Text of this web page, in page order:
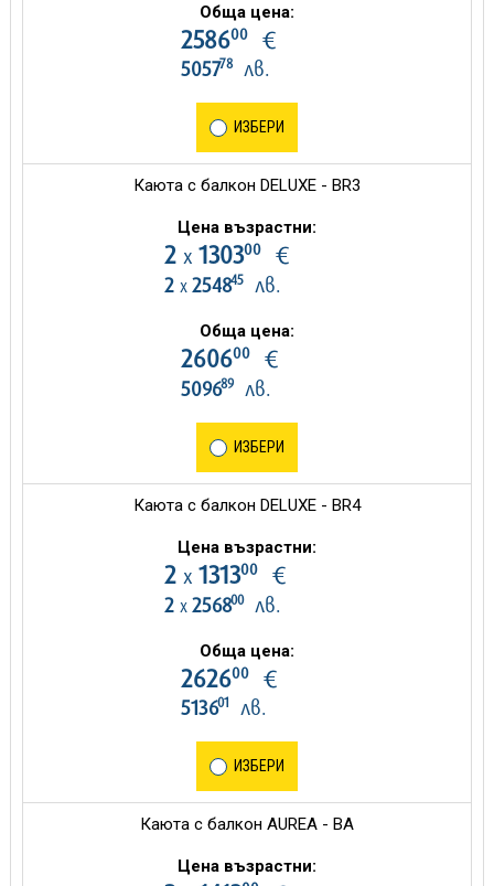
Обща цена:
258600€
505778лв.
ИЗБЕРИ
Каюта с балкон DELUXE - BR3
Цена възрастни:
2 х 130300€
2 х 254845лв.
Обща цена:
260600€
509689лв.
ИЗБЕРИ
Каюта с балкон DELUXE - BR4
Цена възрастни:
2 х 131300€
2 х 256800лв.
Обща цена:
262600€
513601 лв.
ИЗБЕРИ
Каюта с балкон AUREA - BA
Цена възрастни: